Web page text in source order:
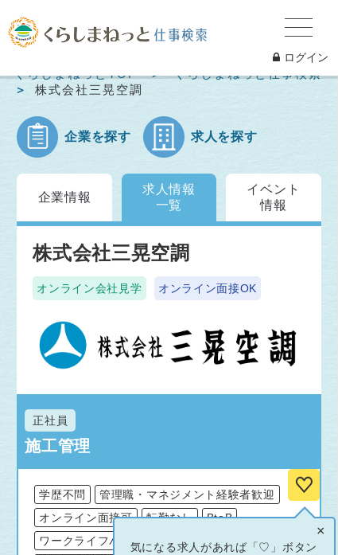
ログイン
くらしまねっとTOP
くらしまねっと仕事検索
株式会社三晃空調
企業を探す 求人を探す
企業情報
求人情報
一覧
イベント
情報
株式会社三晃空調
オンライン会社見学 オンライン面接OK
正社員
施工管理
学歴不問
管理職・マネジメント経験者歓迎
オンライン面接可
転勤なし
BtoB
ワークライフバランスが良い
女性が活躍中
×
気になる求人があれば「♡」ボタン